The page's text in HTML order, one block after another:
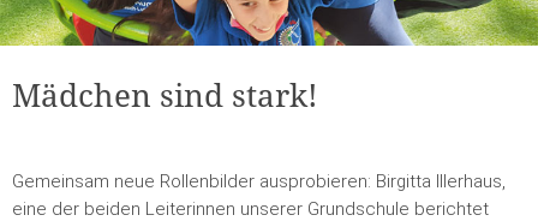
Mädchen sind stark!
Gemeinsam neue Rollenbilder ausprobieren: Birgitta Illerhaus,
eine der beiden Leiterinnen unserer Grundschule berichtet